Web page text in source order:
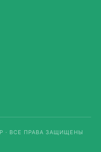
· ВСЕ ПРАВА ЗАЩИЩЕНЫ